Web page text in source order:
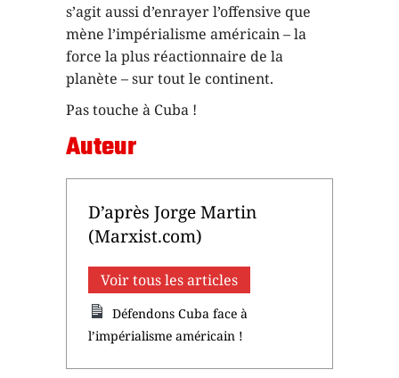
s’agit aussi d’enrayer l’offensive que
mène l’impérialisme américain – la
force la plus réactionnaire de la
planète – sur tout le continent.
Pas touche à Cuba !
Auteur
D’après Jorge Martin
(Marxist.com)
Voir tous les articles
Défendons Cuba face à
l’impérialisme américain !